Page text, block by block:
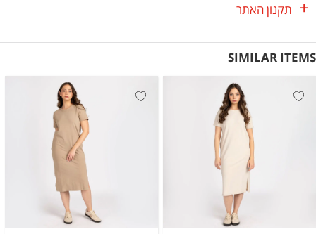
תקנון האתר
SIMILAR ITEMS